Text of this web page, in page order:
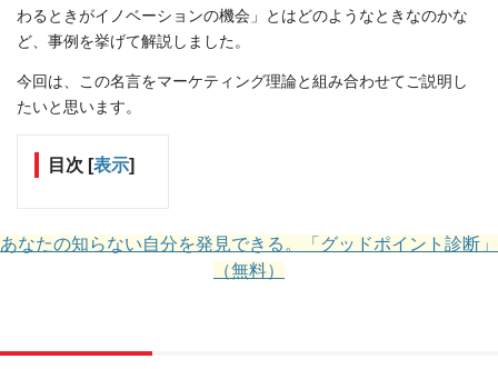
わるときがイノベーションの機会」とはどのようなときなのかな
ど、事例を挙げて解説しました。
今回は、この名言をマーケティング理論と組み合わせてご説明し
たいと思います。
目次 [表示]
あなたの知らない自分を発見できる。「グッドポイント診断」
（無料）